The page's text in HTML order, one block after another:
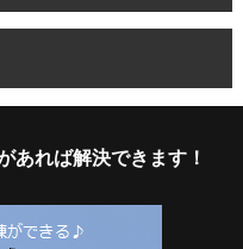
あれば解決できます！